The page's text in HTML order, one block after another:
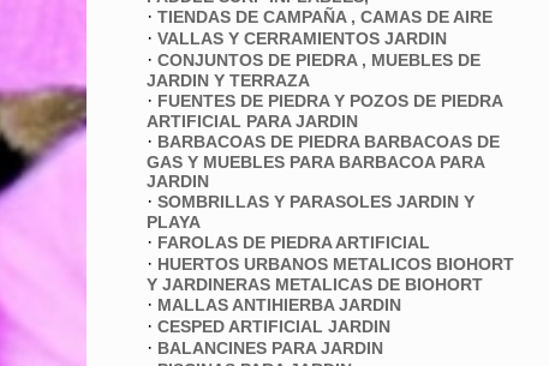
· TIENDAS DE CAMPAÑA , CAMAS DE AIRE
· VALLAS Y CERRAMIENTOS JARDIN
· CONJUNTOS DE PIEDRA , MUEBLES DE
JARDIN Y TERRAZA
· FUENTES DE PIEDRA Y POZOS DE PIEDRA
ARTIFICIAL PARA JARDIN
· BARBACOAS DE PIEDRA BARBACOAS DE
GAS Y MUEBLES PARA BARBACOA PARA
JARDIN
· SOMBRILLAS Y PARASOLES JARDIN Y
PLAYA
· FAROLAS DE PIEDRA ARTIFICIAL
· HUERTOS URBANOS METALICOS BIOHORT
Y JARDINERAS METALICAS DE BIOHORT
· MALLAS ANTIHIERBA JARDIN
· CESPED ARTIFICIAL JARDIN
· BALANCINES PARA JARDIN